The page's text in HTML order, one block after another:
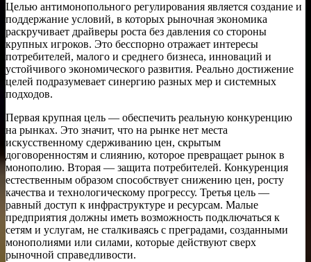
Целью антимонопольного регулирования является создание и
поддержание условий, в которых рыночная экономика
раскручивает драйверы роста без давления со стороны
крупных игроков. Это бесспорно отражает интересы
потребителей, малого и среднего бизнеса, инноваций и
устойчивого экономического развития. Реально достижение
целей подразумевает синергию разных мер и системных
подходов.
Первая крупная цель — обеспечить реальную конкуренцию
на рынках. Это значит, что на рынке нет места
искусственному сдерживанию цен, скрытым
договоренностям и слиянию, которое превращает рынок в
монополию. Вторая — защита потребителей. Конкуренция
естественным образом способствует снижению цен, росту
качества и технологическому прогрессу. Третья цель —
равный доступ к инфраструктуре и ресурсам. Малые
предприятия должны иметь возможность подключаться к
сетям и услугам, не сталкиваясь с преградами, созданными
монополиями или силами, которые действуют сверх
рыночной справедливости.